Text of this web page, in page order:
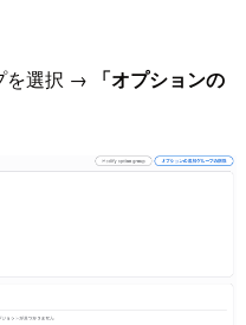
を選択 →
「オプションの